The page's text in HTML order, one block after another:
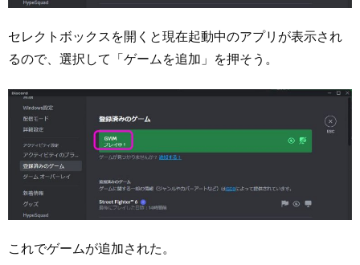
セレクトボックスを開くと現在起動中のアプリが表示され
るので、選択して「ゲームを追加」を押そう。
これでゲームが追加された。